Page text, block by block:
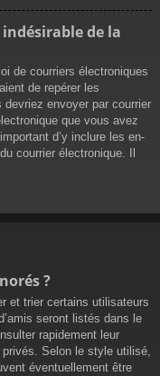
de la
de courriers électroniques
de repérer les
envoyer par courrier
que vous avez
d’y inclure les en-
courrier électronique. Il
?
et trier certains utilisateurs
seront listés dans le
rapidement leur
Selon le style utilisé,
éventuellement être